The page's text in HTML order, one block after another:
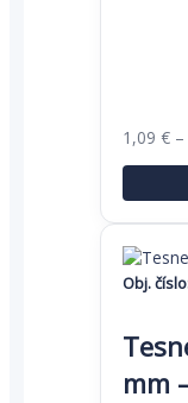
1,09 € –
stránke
Obj.
mm